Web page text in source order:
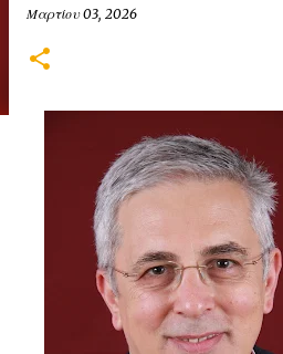
Μαρτίου 03, 2026